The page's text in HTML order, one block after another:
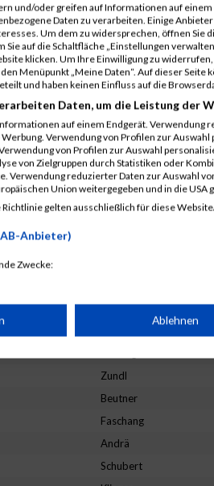
Hagn
Achatz
Hensch
Hudoletnjak
Jund
Skalonja
Steber
König
Rademacher
Schreiner
Zundl
Beutner
Faschang
Andrä
Schubert
und/oder greifen auf Informationen auf einem
Daten zu verarbeiten. Einige
Um dem zu widersprechen, öffnen Sie
auf die Schaltfläche „Einstellungen
klicken. Um Ihre Einwilligung zu
Menüpunkt „Meine Daten“. Auf dieser
und haben keinen Einfluss auf die
Daten, um die Leistung der
auf einem Endgerät. Verwendung
Verwendung von Profilen zur
von Profilen zur Auswahl
von Zielgruppen durch Statistiken oder
Verwendung reduzierter Daten zur Auswahl
Union weitergegeben und in die USA
gelten ausschließlich für diese
Anbieter)
Zwecke:
auf Informationen auf einem
personalisierte Werbung
zur Auswahl personalisierter Werbung
Ablehnen